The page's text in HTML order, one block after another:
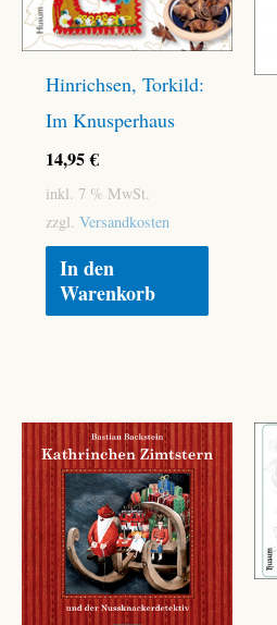
Hinrichsen, Torkild:
Im Knusperhaus
14,95€
inkl. 7 % MwSt.
zzgl. Versandkosten
In den
Warenkorb